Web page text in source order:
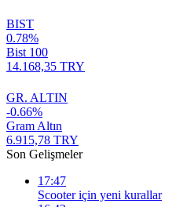
BIST
0.78%
Bist 100
14.168,35 TRY
GR. ALTIN
-0.66%
Gram Altın
6.915,78 TRY
Son Gelişmeler
17:47
Scooter için yeni kurallar